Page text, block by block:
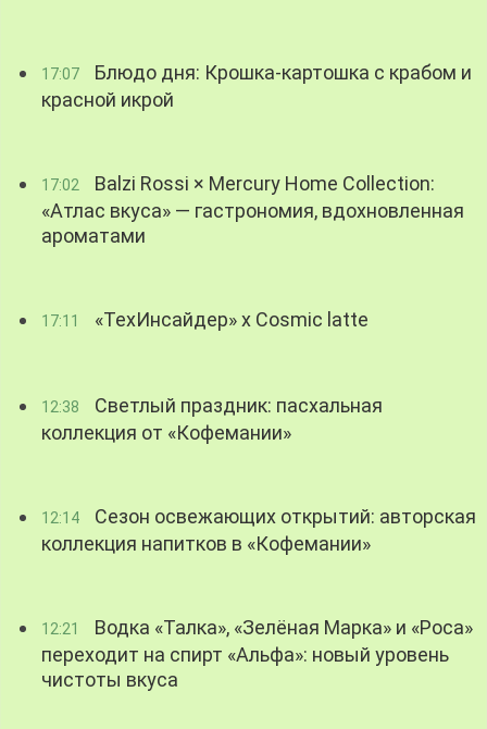
17:07
Блюдо дня: Крошка-картошка с крабом и
красной икрой
17:02
Balzi Rossi × Mercury Home Collection:
«Атлас вкуса» — гастрономия, вдохновленная
ароматами
17:11 «ТехИнсайдер» х Cosmic latte
12:38
Светлый праздник: пасхальная
коллекция от «Кофемании»
12:14
Сезон освежающих открытий: авторская
коллекция напитков в «Кофемании»
12:21
Водка «Талка», «Зелёная Марка» и «Роса»
переходит на спирт «Альфа»: новый уровень
чистоты вкуса